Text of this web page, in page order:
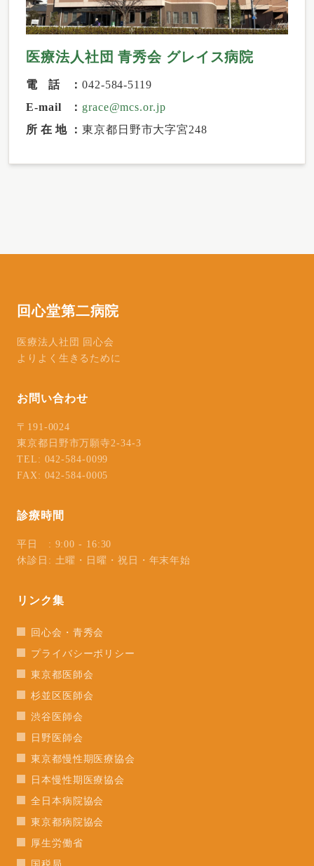
医療法人社団 青秀会 グレイス病院
電話
042-584-5119
E-mail
grace@mcs.or.jp
所在地
東京都日野市大字宮248
回心堂第二病院
医療法人社団 回心会
よりよく生きるために
お問い合わせ
〒191-0024
東京都日野市万願寺2-34-3
TEL: 042-584-0099
FAX: 042-584-0005
診療時間
平日 : 9:00 - 16:30
休診日: 土曜・日曜・祝日・年末年始
リンク集
回心会・青秀会
プライバシーポリシー
東京都医師会
杉並区医師会
渋谷医師会
日野医師会
東京都慢性期医療協会
日本慢性期医療協会
全日本病院協会
東京都病院協会
厚生労働省